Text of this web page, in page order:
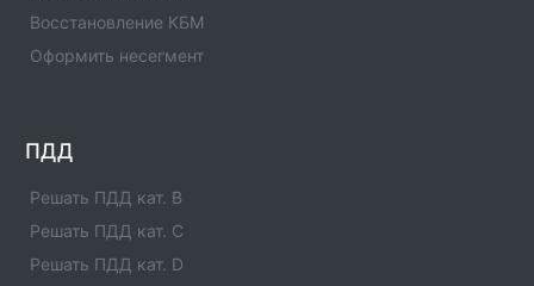
Восстановление КБМ
Оформить несегмент
ПДД
Решать ПДД кат. B
Решать ПДД кат. C
Решать ПДД кат. D